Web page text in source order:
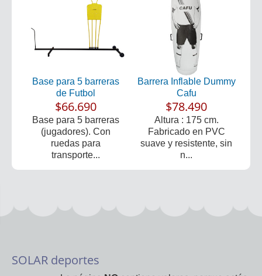
Base para 5 barreras
de Futbol
$66.690
Base para 5 barreras
(jugadores). Con
ruedas para
transporte...
Barrera Inflable Dummy
Cafu
$78.490
Altura : 175 cm.
Fabricado en PVC
suave y resistente, sin
n...
SOLAR deportes